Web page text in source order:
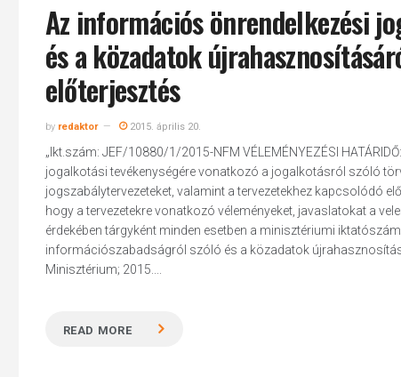
Az információs önrendelkezési
és a közadatok
előterjesztés
by redaktor 2015. április 20.
„Ikt.szám: JEF/10880/1/2015-NFM VÉLEMÉNYEZÉSI
jogalkotási tevékenységére vonatkozó a jogalkotásról szóló
jogszabálytervezeteket, valamint a tervezetekhez kapcsolódó
hogy a tervezetekre vonatkozó véleményeket, javaslatokat a
érdekében tárgyként minden esetben a minisztériumi
információszabadságról szóló és a közadatok
Minisztérium; 2015....
READ MORE